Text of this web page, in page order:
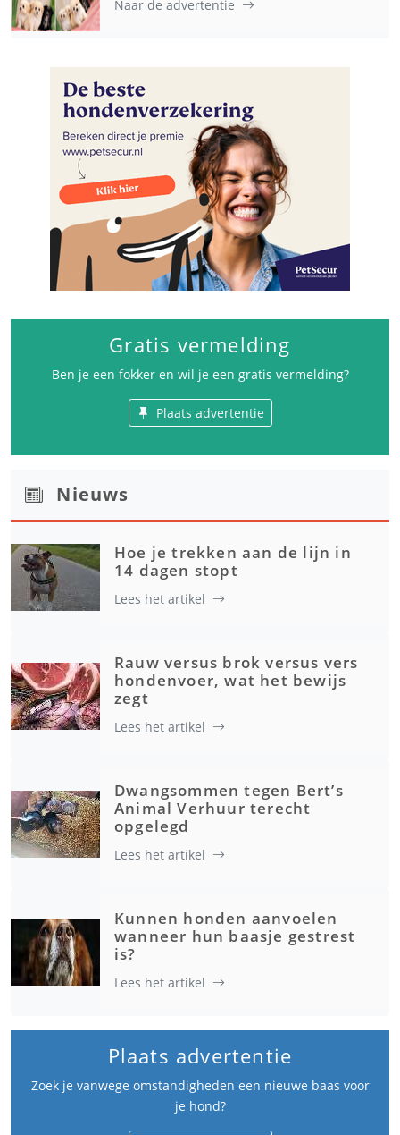
Naar de advertentie
Gratis vermelding
Ben je een fokker en wil je een gratis vermelding?
Plaats advertentie
Nieuws
Hoe je trekken aan de lijn in
14 dagen stopt
Lees het artikel
Rauw versus brok versus vers
hondenvoer, wat het bewijs
zegt
Lees het artikel
Dwangsommen tegen Bert’s
Animal Verhuur terecht
opgelegd
Lees het artikel
Kunnen honden aanvoelen
wanneer hun baasje gestrest
is?
Lees het artikel
Plaats advertentie
Zoek je vanwege omstandigheden een nieuwe baas voor
je hond?